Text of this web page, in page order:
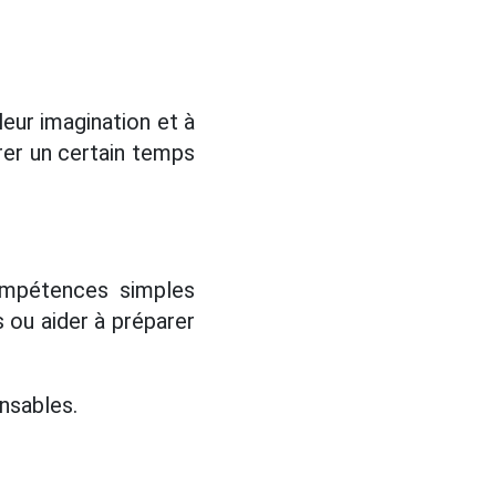
imagination et à
un certain temps
simples
aider à préparer